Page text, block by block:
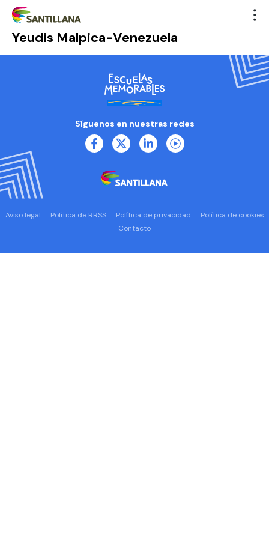
Yeudis Malpica-Venezuela
Síguenos en nuestras redes
Aviso legal Política de RRSS Política de privacidad
Política de cookies
Contacto